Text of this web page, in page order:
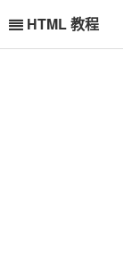
HTML 教程